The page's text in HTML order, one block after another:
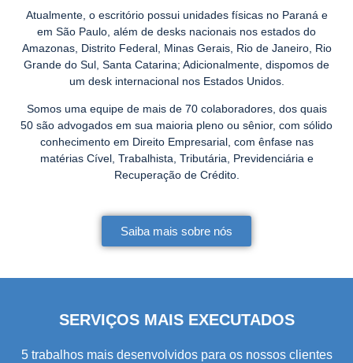
Atualmente, o escritório possui unidades físicas no Paraná e
em São Paulo, além de desks nacionais nos estados do
Amazonas, Distrito Federal, Minas Gerais, Rio de Janeiro, Rio
Grande do Sul, Santa Catarina; Adicionalmente, dispomos de
um desk internacional nos Estados Unidos.
Somos uma equipe de mais de 70 colaboradores, dos quais
50 são advogados em sua maioria pleno ou sênior, com sólido
conhecimento em Direito Empresarial, com ênfase nas
matérias Cível, Trabalhista, Tributária, Previdenciária e
Recuperação de Crédito.
Saiba mais sobre nós
SERVIÇOS MAIS EXECUTADOS
5 trabalhos mais desenvolvidos para os nossos clientes